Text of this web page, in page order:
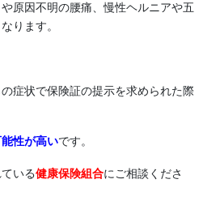
原因不明の腰痛、慢性ヘルニアや五
ります。
症状で保険証の提示を求められた際
性が高いです。
いる健康保険組合にご相談くださ